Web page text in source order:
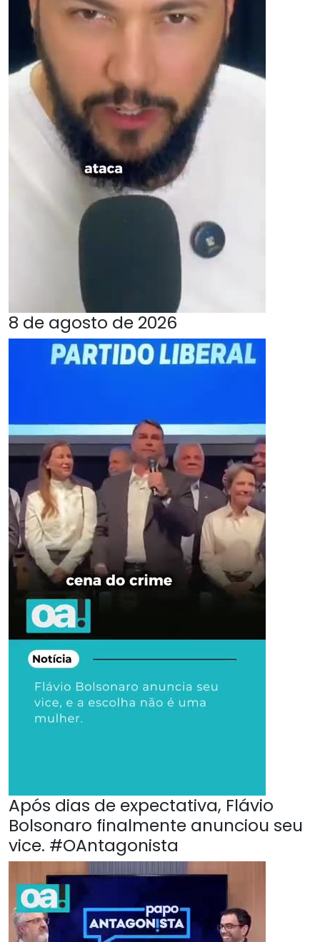
8 de agosto de 2026
Após dias de expectativa, Flávio
Bolsonaro finalmente anunciou seu
vice. #OAntagonista